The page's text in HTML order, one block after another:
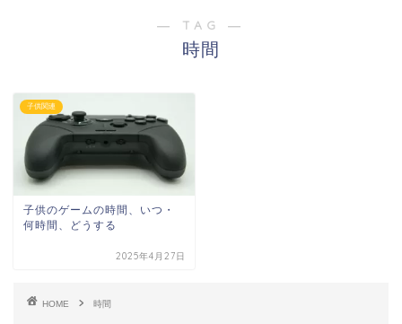
― TAG ―
時間
子供関連
子供のゲームの時間、いつ・
何時間、どうする
2025年4月27日
HOME 時間